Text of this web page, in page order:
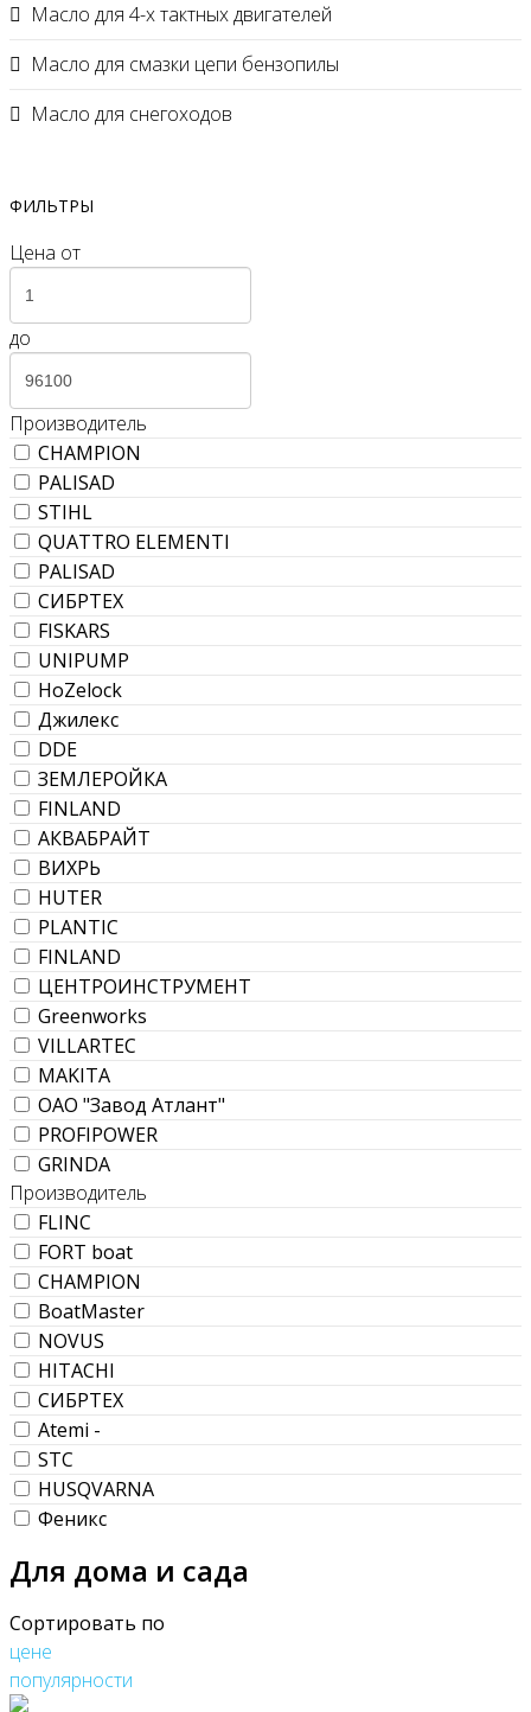
Масло для 4-х тактных двигателей
Масло для смазки цепи бензопилы
Масло для снегоходов
ФИЛЬТРЫ
Цена от
до
Производитель
CHAMPION
PALISAD
STIHL
QUATTRO ELEMENTI
PALISAD
СИБРТЕХ
FISKARS
UNIPUMP
HoZelock
Джилекс
DDE
ЗЕМЛЕРОЙКА
FINLAND
АКВАБРАЙТ
ВИХРЬ
HUTER
PLANTIC
FINLAND
ЦЕНТРОИНСТРУМЕНТ
Greenworks
VILLARTEC
MAKITA
ОАО "Завод Атлант"
PROFIPOWER
GRINDA
Производитель
FLINC
FORT boat
CHAMPION
BoatMaster
NOVUS
HITACHI
СИБРТЕХ
Atemi -
STC
HUSQVARNA
Феникс
Для дома и сада
Сортировать по
цене
популярности